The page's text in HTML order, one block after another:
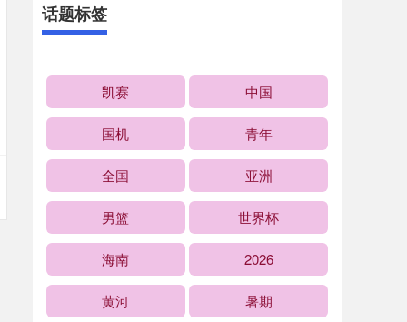
话题标签
凯赛 中国
国机 青年
全国 亚洲
男篮 世界杯
海南 2026
黄河 暑期